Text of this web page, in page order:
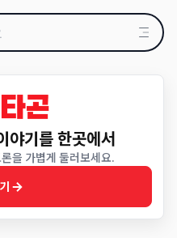
야기를 한곳에서
을 가볍게 둘러보세요.